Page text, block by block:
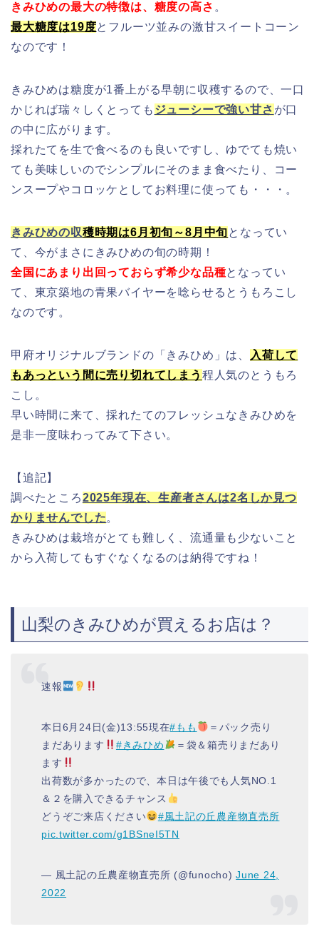
きみひめの最大の特徴は、糖度の高さ 。
最大糖度は19度とフルーツ並みの激甘スイートコーン
なのです！
きみひめは糖度が1番上がる早朝に収穫するので、一口
かじれば瑞々しくとっても ジューシーで強い甘さ が口
の中に広がります。
採れたてを生で食べるのも良いですし、ゆでても焼い
ても美味しいのでシンプルにそのまま食べたり、コー
ンスープやコロッケとしてお料理に使っても・・・。
きみひめの収穫時期は6月初旬～8月中旬 となってい
て、今がまさにきみひめの旬の時期！
全国にあまり出回っておらず希少な品種となってい
て、東京築地の青果バイヤーを唸らせるとうもろこし
なのです。
甲府オリジナルブランドの「きみひめ」は、 入荷して
もあっという間に売り切れてしまう 程人気のとうもろ
こし。
早い時間に来て、採れたてのフレッシュなきみひめを
是非一度味わってみて下さい。
【追記】
調べたところ2025年現在、生産者さんは2名しか見つ
かりませんでした。
きみひめは栽培がとても難しく、流通量も少ないこと
から入荷してもすぐなくなるのは納得ですね！
山梨のきみひめが買えるお店は？
速報
本日6月24日(金)13:55現在#もも
＝パック売り
まだあります
#きみひめ
＝袋＆箱売りまだあり
ます
出荷数が多かったので、本日は午後でも人気NO.1
＆２を購入できるチャンス
どうぞご来店ください
#風土記の丘農産物直売所
pic.twitter.com/g1BSneI5TN
— 風土記の丘農産物直売所 (@funocho)June 24,
2022